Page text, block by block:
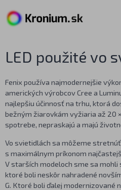
LED použité vo
Fenix používa najmodernejšie
amerických výrobcov Cree a
najlepšiu účinnosť na trhu, ktorá
bežným žiarovkám vyžiaria až 20
spotrebe, nepraskajú a majú
Vo svietidlách sa môžeme
s maximálnym príkonom
V starších modeloch sme sa mohli
ktoré boli neskôr nahradené
G. Ktoré boli ďalej modernizované